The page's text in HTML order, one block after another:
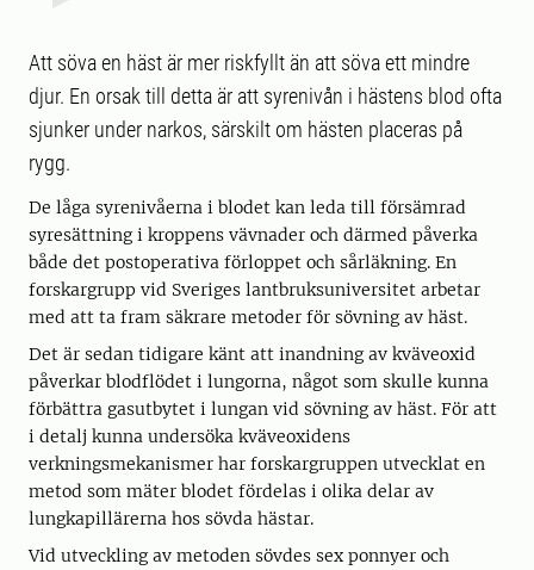
Att söva en häst är mer riskfyllt än att söva ett mindre
djur. En orsak till detta är att syrenivån i hästens blod ofta
sjunker under narkos, särskilt om hästen placeras på
rygg.
De låga syrenivåerna i blodet kan leda till försämrad
syresättning i kroppens vävnader och därmed påverka
både det postoperativa förloppet och sårläkning. En
forskargrupp vid Sveriges lantbruksuniversitet arbetar
med att ta fram säkrare metoder för sövning av häst.
Det är sedan tidigare känt att inandning av kväveoxid
påverkar blodflödet i lungorna, något som skulle kunna
förbättra gasutbytet i lungan vid sövning av häst. För att
i detalj kunna undersöka kväveoxidens
verkningsmekanismer har forskargruppen utvecklat en
metod som mäter blodet fördelas i olika delar av
lungkapillärerna hos sövda hästar.
Vid utveckling av metoden sövdes sex ponnyer och